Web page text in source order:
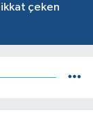
çeken